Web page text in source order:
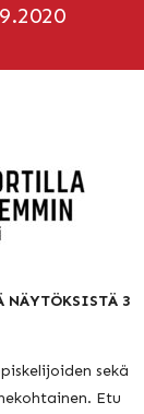
NÄYTÖKSISTÄ 3
sekä
Etu